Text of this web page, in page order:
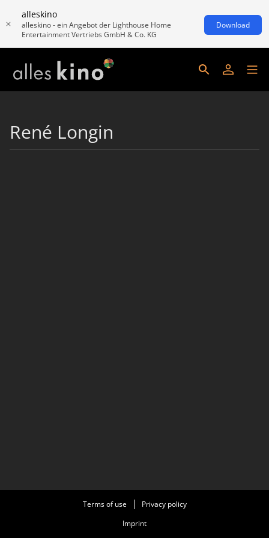
alleskino
alleskino - ein Angebot der Lighthouse Home
Entertainment Vertriebs GmbH & Co. KG
Download
René Longin
Terms of use
Privacy policy
Imprint